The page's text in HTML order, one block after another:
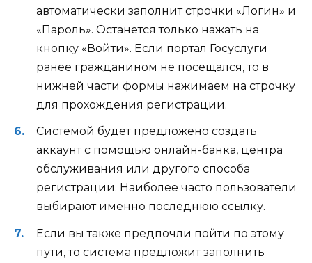
автоматически заполнит строчки «Логин» и
«Пароль». Останется только нажать на
кнопку «Войти». Если портал Госуслуги
ранее гражданином не посещался, то в
нижней части формы нажимаем на строчку
для прохождения регистрации.
Системой будет предложено создать
аккаунт с помощью онлайн-банка, центра
обслуживания или другого способа
регистрации. Наиболее часто пользователи
выбирают именно последнюю ссылку.
Если вы также предпочли пойти по этому
пути, то система предложит заполнить